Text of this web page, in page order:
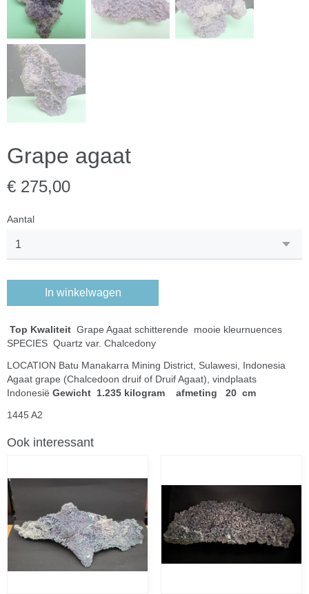
Grape agaat
€ 275,00
Aantal
In winkelwagen
Top Kwaliteit Grape Agaat schitterende mooie kleurnuences
SPECIES Quartz var. Chalcedony
LOCATION Batu Manakarra Mining District, Sulawesi, Indonesia
Agaat grape (Chalcedoon druif of Druif Agaat), vindplaats
Indonesië Gewicht 1.235 kilogram afmeting 20 cm
1445 A2
Ook interessant